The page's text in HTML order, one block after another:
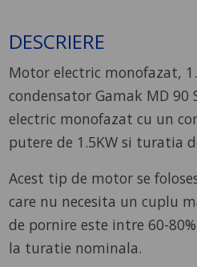
DESCRIERE
Motor electric monofazat,
condensator Gamak MD 90
electric monofazat cu un
putere de 1.5KW si turatia
Acest tip de motor se
care nu necesita un cuplu
de pornire este intre 60-
la turatie nominala.